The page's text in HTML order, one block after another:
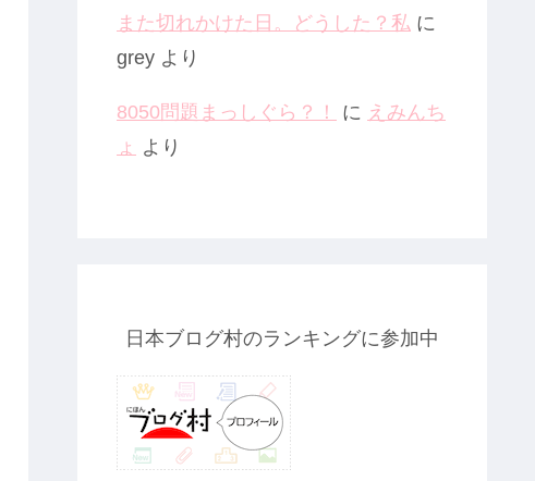
また切れかけた日。どうした？私 に
grey より
8050問題まっしぐら？！ に えみんち
ょ より
日本ブログ村のランキングに参加中